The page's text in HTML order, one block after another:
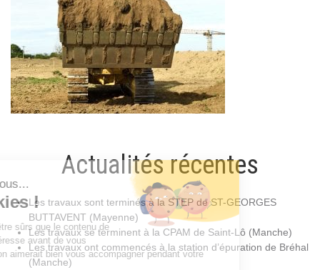
Actualités récentes
Les travaux sont terminés à la STEP de ST-GEORGES
BUTTAVENT (Mayenne)
Les travaux se terminent à la CPAM de Saint-Lô (Manche)
Les travaux ont commencés à la station d’épuration de Bréhal
(Manche)